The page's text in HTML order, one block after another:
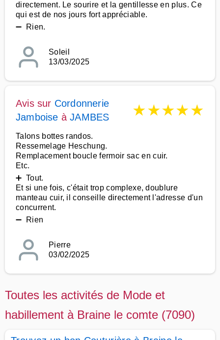
directement. Le sourire et la gentillesse en plus. Ce
qui est de nos jours fort appréciable.
➖ Rien.
Soleil
13/03/2025
Avis sur Cordonnerie
Jamboise àJAMBES ★★★★★
Talons bottes randos.
Ressemelage Heschung.
Remplacement boucle fermoir sac en cuir.
Etc.
➕ Tout.
Et si une fois, c'était trop complexe, doublure
manteau cuir, il conseille directement l'adresse d'un
concurrent.
➖ Rien
Pierre
03/02/2025
Toutes les activités de Mode et
habillement à Braine le comte (7090)